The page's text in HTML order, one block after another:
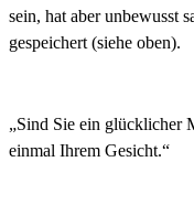
sein, hat aber unbewusst
gespeichert (siehe oben).
„Sind Sie ein glücklicher
einmal Ihrem Gesicht.“